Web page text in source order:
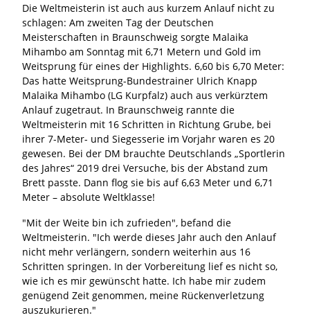
Die Weltmeisterin ist auch aus kurzem Anlauf nicht zu
schlagen: Am zweiten Tag der Deutschen
Meisterschaften in Braunschweig sorgte Malaika
Mihambo am Sonntag mit 6,71 Metern und Gold im
Weitsprung für eines der Highlights. 6,60 bis 6,70 Meter:
Das hatte Weitsprung-Bundestrainer Ulrich Knapp
Malaika Mihambo (LG Kurpfalz) auch aus verkürztem
Anlauf zugetraut. In Braunschweig rannte die
Weltmeisterin mit 16 Schritten in Richtung Grube, bei
ihrer 7-Meter- und Siegesserie im Vorjahr waren es 20
gewesen. Bei der DM brauchte Deutschlands „Sportlerin
des Jahres“ 2019 drei Versuche, bis der Abstand zum
Brett passte. Dann flog sie bis auf 6,63 Meter und 6,71
Meter – absolute Weltklasse!
"Mit der Weite bin ich zufrieden", befand die
Weltmeisterin. "Ich werde dieses Jahr auch den Anlauf
nicht mehr verlängern, sondern weiterhin aus 16
Schritten springen. In der Vorbereitung lief es nicht so,
wie ich es mir gewünscht hatte. Ich habe mir zudem
genügend Zeit genommen, meine Rückenverletzung
auszukurieren."